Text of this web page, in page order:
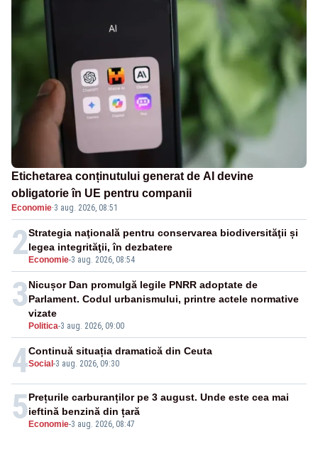
Etichetarea conținutului generat de AI devine
obligatorie în UE pentru companii
Economie·3 aug. 2026, 08:51
2 Economie-3 aug. 2026, 08:54
Strategia naţională pentru conservarea biodiversităţii și
legea integrităţii, în dezbatere
3
Politica-3 aug. 2026, 09:00
Nicușor Dan promulgă legile PNRR adoptate de
Parlament. Codul urbanismului, printre actele normative
vizate
4Social -3 aug. 2026, 09:30
Continuă situația dramatică din Ceuta
5 Economie-3 aug. 2026, 08:47
Prețurile carburanților pe 3 august. Unde este cea mai
ieftină benzină din țară